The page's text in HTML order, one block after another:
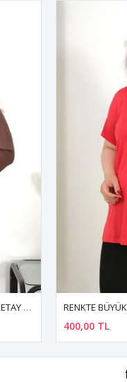
RENKTE BÜYÜK BEDEN ÜÇ YAPRAKLI APLİKELİ KIRMIZI BLUZ